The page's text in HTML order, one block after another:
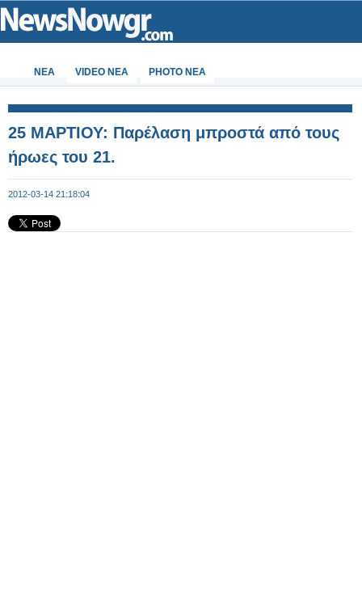
ΝΕΑ VIDEO NEA PHOTO NEA
25 ΜΑΡΤΙΟΥ: Παρέλαση μπροστά από τους
ήρωες του 21.
2012-03-14 21:18:04